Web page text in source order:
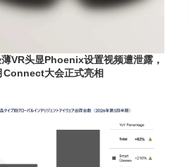
VR头显Phoenix设置视频遭泄露，
Connect大会正式亮相